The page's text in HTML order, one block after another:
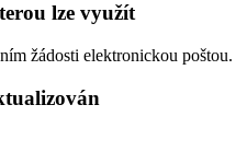
lze využít
žádosti elektronickou poštou.